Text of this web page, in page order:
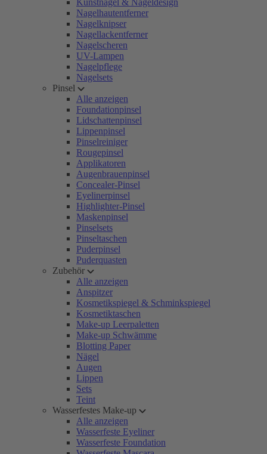
Kunstnägel & Nageldesign
Nagelhautentferner
Nagelknipser
Nagellackentferner
Nagelscheren
UV-Lampen
Nagelpflege
Nagelsets
Pinsel
Alle anzeigen
Foundationpinsel
Lidschattenpinsel
Lippenpinsel
Pinselreiniger
Rougepinsel
Applikatoren
Augenbrauenpinsel
Concealer-Pinsel
Eyelinerpinsel
Highlighter-Pinsel
Maskenpinsel
Pinselsets
Pinseltaschen
Puderpinsel
Puderquasten
Zubehör
Alle anzeigen
Anspitzer
Kosmetikspiegel & Schminkspiegel
Kosmetiktaschen
Make-up Leerpaletten
Make-up Schwämme
Blotting Paper
Nägel
Augen
Lippen
Sets
Teint
Wasserfestes Make-up
Alle anzeigen
Wasserfeste Eyeliner
Wasserfeste Foundation